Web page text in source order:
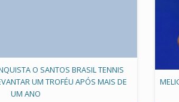
O SANTOS BRASIL TENNIS
UM TROFÉU APÓS MAIS DE
UM ANO